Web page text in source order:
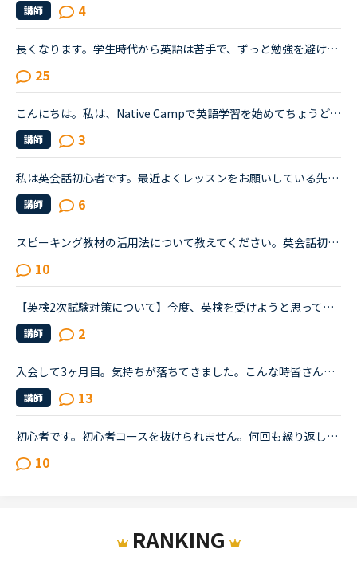
講師 4
長くなります。学生時代から英語は苦手で、ずっと勉強を避けてきました。２０代の時にたまたま近くのスクールで受けたTOEICのお試しテストでは、恥ずかしながら170～200程度しかないだろうと言われました。もちろ...
25
こんにちは。私は、Native Campで英語学習を始めてちょうど半年くらいになる者です。最近すごくスランプ気味で、少し前まで(自分の中では)スラスラ話せていた気がするのに、まるで勉強したての頃くらい話せなくな...
講師 3
私は英会話初心者です。最近よくレッスンをお願いしている先生が実は中上級者向けだと知りました。紹介欄をよく読まず、対応教材だけで絞り込んだ為に選んでしまいました。とても良い先生で、毎日でも受けたいく...
講師 6
スピーキング教材の活用法について教えてください。英会話初心者です。自己紹介・今日何してた？の問いかけに何とか答えられる程度でリスニング・スピーキング共にまだまだ…というレベルです。海外旅行が好きなの...
10
【英検2次試験対策について】今度、英検を受けようと思っています。この休みの機会に2次試験の勉強もしたいと思い、NCに入会したばかりのNC初心者です。英検の2次試験対策のコースがあると思うのですがそれとは別...
講師 2
入会して3ヶ月目。気持ちが落ちてきました。こんな時皆さんならどうしますか？こんにちは。英語は大学受験で勉強したのが最後の現在26歳です。英語喋れたら格好良いよな〜という憧れを実現させてやろうじゃないか...
講師 13
初心者です。初心者コースを抜けられません。何回も繰り返し初心者コースをレッスンしています。日常会話に進みましたが全然だめです。また初心者を１から繰り返します。結構つらいなー。先生がおっしゃる言葉は...
10
RANKING